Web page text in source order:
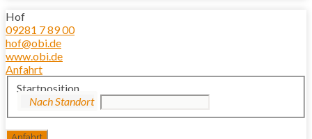
Hof
09281 7 89 00
hof@obi.de
www.obi.de
Anfahrt
Startposition